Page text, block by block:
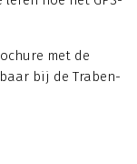
met de
bij de Traben-